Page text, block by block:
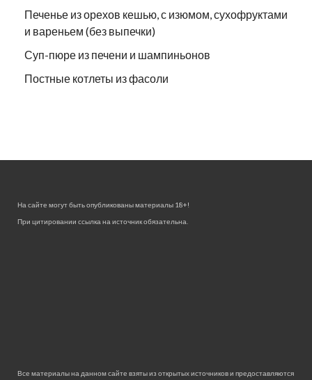
Печенье из орехов кешью, с изюмом, сухофруктами
и вареньем (без выпечки)
Суп-пюре из печени и шампиньонов
Постные котлеты из фасоли
На сайте могут быть опубликованы материалы 18+!
При цитировании ссылка на источник обязательна.
Все материалы на данном сайте взяты из открытых источников и предоставляются